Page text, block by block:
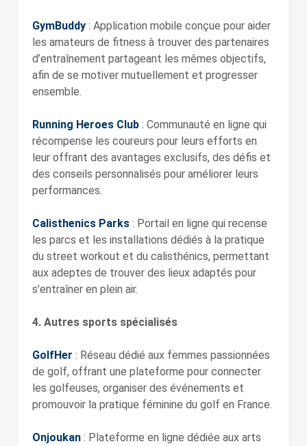
GymBuddy: Application mobile conçue pour aider
les amateurs de fitness à trouver des partenaires
d’entraînement partageant les mêmes objectifs,
afin de se motiver mutuellement et progresser
ensemble.
Running Heroes Club: Communauté en ligne qui
récompense les coureurs pour leurs efforts en
leur offrant des avantages exclusifs, des défis et
des conseils personnalisés pour améliorer leurs
performances.
Calisthenics Parks: Portail en ligne qui recense
les parcs et les installations dédiés à la pratique
du street workout et du calisthénics, permettant
aux adeptes de trouver des lieux adaptés pour
s’entraîner en plein air.
4. Autres sports spécialisés
GolfHer : Réseau dédié aux femmes passionnées
de golf, offrant une plateforme pour connecter
les golfeuses, organiser des événements et
promouvoir la pratique féminine du golf en France.
Onjoukan: Plateforme en ligne dédiée aux arts